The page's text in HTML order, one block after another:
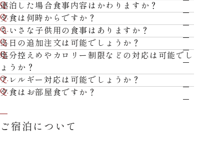
連泊した場合食事内容はかわりますか？
夕食は何時からですか？
ちいさな子供用の食事はありますか？
当日の追加注文は可能でしょうか？
塩分控えめやカロリー制限などの対応は可能でし
ょうか？
アレルギー対応は可能でしょうか？
夕食はお部屋食ですか？
ご宿泊について